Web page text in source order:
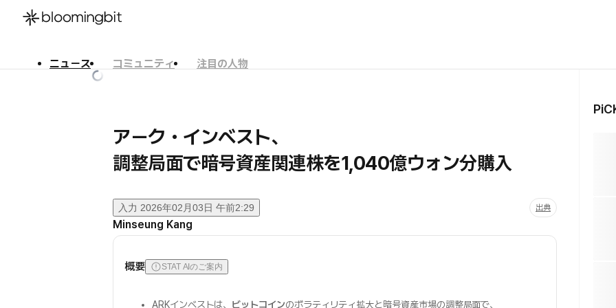
ニュース コミュニティ
注目の人物
アーク・インベスト、
調整局面で暗号資産関連株を1,040億ウォン分購入
入力 2026年02月03日 午前2:29 出典
Minseung Kang
概要 STAT AIのご案内
ARKインベストは、 ビットコインのボラティリティ拡大と暗号資産市場の調整局面で、